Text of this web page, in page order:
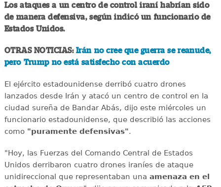
Los ataques a un centro de control iraní habrían sido
de manera defensiva, según indicó un funcionario de
Estados Unidos.
OTRAS NOTICIAS: Irán no cree que guerra se reanude,
pero Trump no está satisfecho con acuerdo
El ejército estadounidense derribó cuatro drones
lanzados desde Irán y atacó un centro de control en la
ciudad sureña de Bandar Abás, dijo este miércoles un
funcionario estadounidense, que describió las acciones
como "puramente defensivas".
"Hoy, las Fuerzas del Comando Central de Estados
Unidos derribaron cuatro drones iraníes de ataque
unidireccional que representaban una amenaza en el